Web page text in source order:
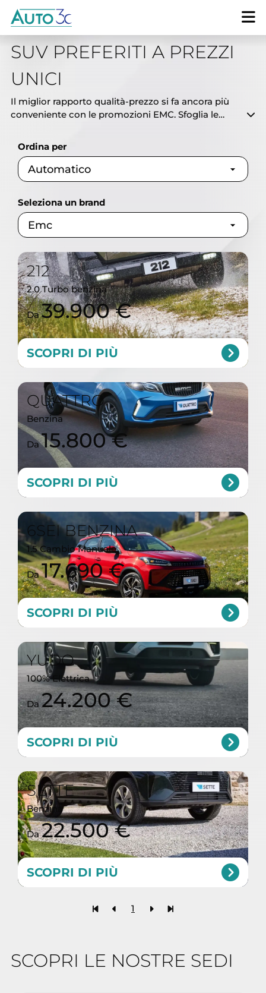
PROMOZIONI EMC: I TUOI
SUV PREFERITI A PREZZI
UNICI
Il miglior rapporto qualità-prezzo si fa ancora più
conveniente con le promozioni EMC. Sfoglia le
sicurezza nelle sedi Auto3C di Bari e provincia.
Richiedi una consulenza per scoprire la rata ideale.
Ordina per
Seleziona un brand
212
2.0 Turbo benzina
Da 39.900 €
SCOPRI DI PIÙ
QUATTRO
Benzina
Da 15.800 €
SCOPRI DI PIÙ
6SEI BENZINA
1.5 Cambio Manuale
Da 17.690 €
SCOPRI DI PIÙ
YUDO
100% Elettrica
Da 24.200 €
SCOPRI DI PIÙ
SETTE
Benzina
Da 22.500 €
SCOPRI DI PIÙ
1
SCOPRI LE NOSTRE SEDI
AUTO 3C MONOPOLI